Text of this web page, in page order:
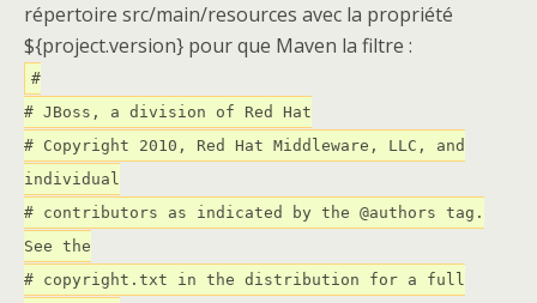
répertoire src/main/resources avec la propriété
${project.version} pour que Maven la filtre :
#
# JBoss, a division of Red Hat
# Copyright 2010, Red Hat Middleware, LLC, and
individual
# contributors as indicated by the @authors tag.
See the
# copyright.txt in the distribution for a full